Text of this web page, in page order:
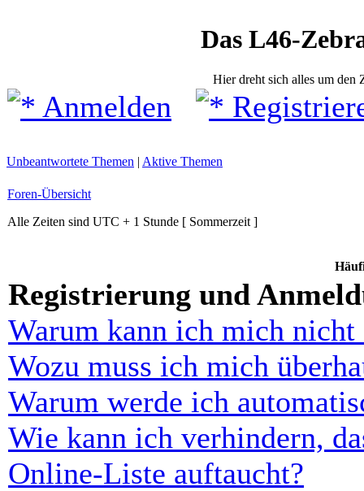
Das L46-
Hier dreht sich alles um den
Anmelden
Unbeantwortete Themen | Aktive Themen
Foren-Übersicht
Alle Zeiten sind UTC + 1 Stunde [ Sommerzeit ]
Registrierung und
Warum kann ich mich nicht
Wozu muss ich mich
Warum werde ich
Wie kann ich verhindern,
Online-Liste auftaucht?